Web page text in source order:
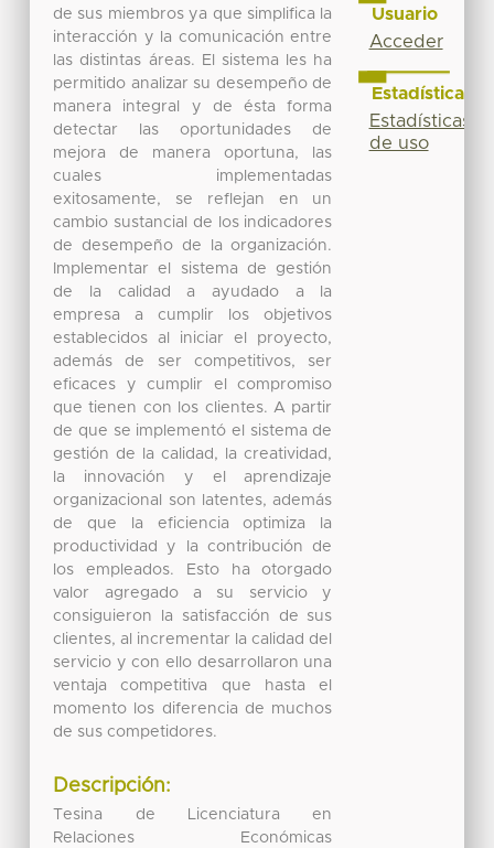
de sus miembros ya que simplifica la
interacción y la comunicación entre
las distintas áreas. El sistema les ha
permitido analizar su desempeño de
manera integral y de ésta forma
detectar las oportunidades de
mejora de manera oportuna, las
cuales implementadas
exitosamente, se reflejan en un
cambio sustancial de los indicadores
de desempeño de la organización.
Implementar el sistema de gestión
de la calidad a ayudado a la
empresa a cumplir los objetivos
establecidos al iniciar el proyecto,
además de ser competitivos, ser
eficaces y cumplir el compromiso
que tienen con los clientes. A partir
de que se implementó el sistema de
gestión de la calidad, la creatividad,
la innovación y el aprendizaje
organizacional son latentes, además
de que la eficiencia optimiza la
productividad y la contribución de
los empleados. Esto ha otorgado
valor agregado a su servicio y
consiguieron la satisfacción de sus
clientes, al incrementar la calidad del
servicio y con ello desarrollaron una
ventaja competitiva que hasta el
momento los diferencia de muchos
de sus competidores.
Descripción:
Tesina de Licenciatura en
Relaciones Económicas
Usuario
Acceder
Estadísticas
Estadísticas
de uso